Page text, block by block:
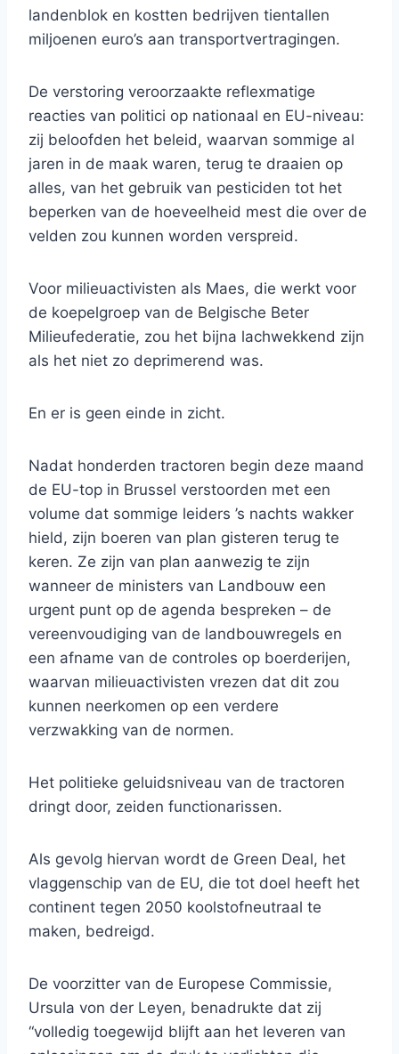
landenblok en kostten bedrijven tientallen
miljoenen euro’s aan transportvertragingen.
De verstoring veroorzaakte reflexmatige
reacties van politici op nationaal en EU-niveau:
zij beloofden het beleid, waarvan sommige al
jaren in de maak waren, terug te draaien op
alles, van het gebruik van pesticiden tot het
beperken van de hoeveelheid mest die over de
velden zou kunnen worden verspreid.
Voor milieuactivisten als Maes, die werkt voor
de koepelgroep van de Belgische Beter
Milieufederatie, zou het bijna lachwekkend zijn
als het niet zo deprimerend was.
En er is geen einde in zicht.
Nadat honderden tractoren begin deze maand
de EU-top in Brussel verstoorden met een
volume dat sommige leiders ’s nachts wakker
hield, zijn boeren van plan gisteren terug te
keren. Ze zijn van plan aanwezig te zijn
wanneer de ministers van Landbouw een
urgent punt op de agenda bespreken – de
vereenvoudiging van de landbouwregels en
een afname van de controles op boerderijen,
waarvan milieuactivisten vrezen dat dit zou
kunnen neerkomen op een verdere
verzwakking van de normen.
Het politieke geluidsniveau van de tractoren
dringt door, zeiden functionarissen.
Als gevolg hiervan wordt de Green Deal, het
vlaggenschip van de EU, die tot doel heeft het
continent tegen 2050 koolstofneutraal te
maken, bedreigd.
De voorzitter van de Europese Commissie,
Ursula von der Leyen, benadrukte dat zij
“volledig toegewijd blijft aan het leveren van